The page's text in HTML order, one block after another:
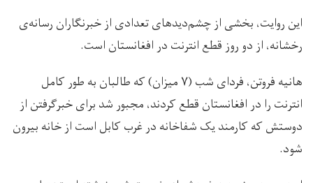
این روایت، بخشی از چشم‌دیدهای تعدادی از خبرنگاران رسانه‌ی
رخشانه، از دو روز قطع انترنت در افغانستان است.
هانیه فروتن، فردای شب (۷ میزان) که طالبان به طور کامل
انترنت را در افغانستان قطع کردند، مجبور شد برای خبرگرفتن از
دوستش که کارمند یک شفاخانه در غرب کابل است از خانه بیرون
شود.